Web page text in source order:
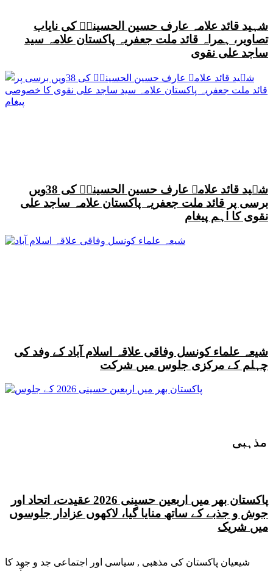
مذہبی
مذہبی
شہید قائد علامہ عارف حسین الحسینیؒ کی نایاب
تصاویر، ہمراہ قائد ملت جعفریہ پاکستان علامہ سید
ساجد علی نقوی
شہید قائد علامہ عارف حسین الحسینیؒ کی 38ویں
برسی پر قائد ملت جعفریہ پاکستان علامہ ساجد علی
نقوی کا اہم پیغام
شیعہ علماء کونسل وفاقی علاقہ اسلام آباد کے وفد کی
چہلم کے مرکزی جلوس میں شرکت
پاکستان بھر میں اربعین حسینی 2026 عقیدت، اتحاد اور
جوش و جذبے کے ساتھ منایا گیا، لاکھوں عزادار جلوسوں
میں شریک
شیعیان پاکستان کی مذهبی , سیاسی اور اجتماعی جد و جهد کا